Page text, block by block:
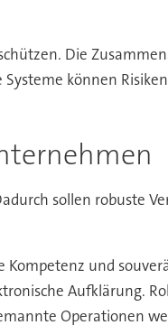
Die
können
sollen robuste
und
Aufklärung.
Operationen